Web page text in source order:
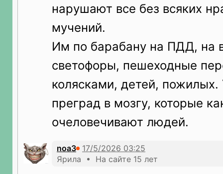
нарушают все без всяких
мучений.
Им по барабану на ПДД, на
светофоры, пешеходные
колясками, детей, пожилых.
преград в мозгу, которые
очеловечивают людей.
noa3
Ярила • На сайте 15 лет